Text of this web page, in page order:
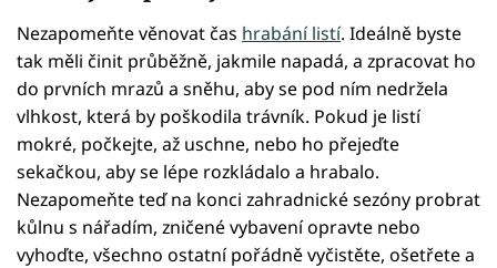
Nezapomeňte věnovat čas hrabání listí. Ideálně byste
tak měli činit průběžně, jakmile napadá, a zpracovat ho
do prvních mrazů a sněhu, aby se pod ním nedržela
vlhkost, která by poškodila trávník. Pokud je listí
mokré, počkejte, až uschne, nebo ho přejeďte
sekačkou, aby se lépe rozkládalo a hrabalo.
Nezapomeňte teď na konci zahradnické sezóny probrat
kůlnu s nářadím, zničené vybavení opravte nebo
vyhoďte, všechno ostatní pořádně vyčistěte, ošetřete a